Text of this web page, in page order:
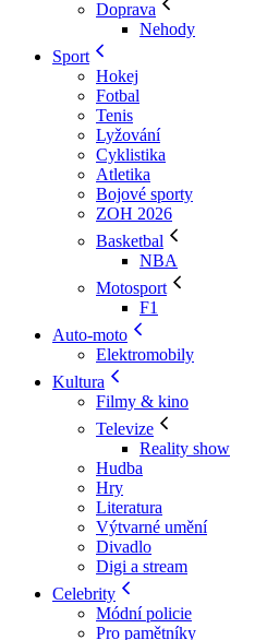
Doprava
Nehody
Sport
Hokej
Fotbal
Tenis
Lyžování
Cyklistika
Atletika
Bojové sporty
ZOH 2026
Basketbal
NBA
Motosport
F1
Auto-moto
Elektromobily
Kultura
Filmy & kino
Televize
Reality show
Hudba
Hry
Literatura
Výtvarné umění
Divadlo
Digi a stream
Celebrity
Módní policie
Pro pamětníky